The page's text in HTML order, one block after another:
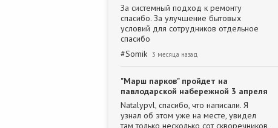
За системный подход к ремонту
спасибо. За улучшение бытовых
условий для сотрудников отдельное
спасибо
#Somik 3 месяца назад
"Марш парков" пройдет на
павлодарской набережной 3 апреля
Natalypvl, спасибо, что написали. Я
узнал об этом уже на месте, увидел
там только несколько сот скворечников,